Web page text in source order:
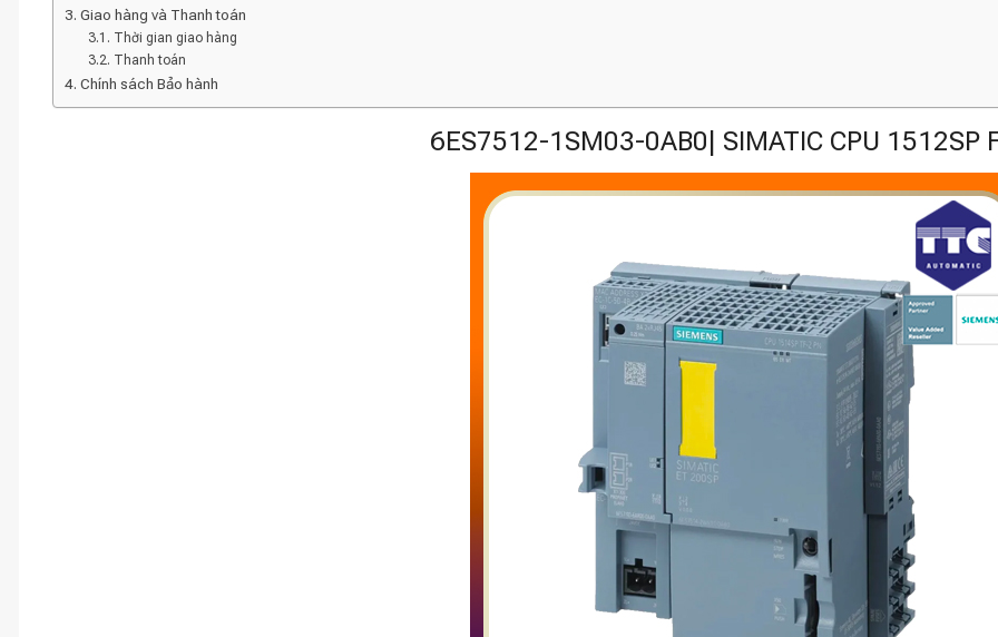
Giao hàng và Thanh toán
Thời gian giao hàng
Thanh toán
Chính sách Bảo hành
6ES7512-1SM03-0AB0| SIMATIC CPU 1512SP